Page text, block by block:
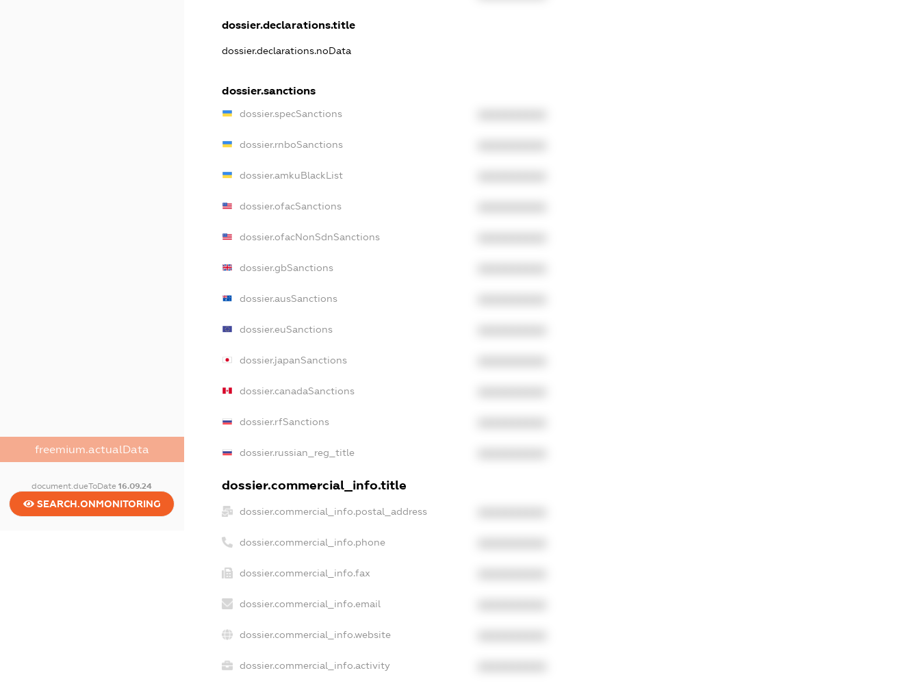
freemium.actualData
document.dueToDate16.09.24
SEARCH.ONMONITORING
dossier.declarations.title
dossier.declarations.noData
dossier.sanctions
dossier.specSanctions
dossier.rnboSanctions
dossier.amkuBlackList
dossier.ofacSanctions
dossier.ofacNonSdnSanctions
dossier.gbSanctions
dossier.ausSanctions
dossier.euSanctions
dossier.japanSanctions
dossier.canadaSanctions
dossier.rfSanctions
dossier.russian_reg_title
dossier.commercial_info.title
dossier.commercial_info.postal_address
dossier.commercial_info.phone
dossier.commercial_info.fax
dossier.commercial_info.email
dossier.commercial_info.website
dossier.commercial_info.activity